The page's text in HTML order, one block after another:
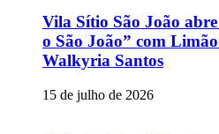
Vila Sítio São João
o São João” com
Walkyria Santos
15 de julho de 2026